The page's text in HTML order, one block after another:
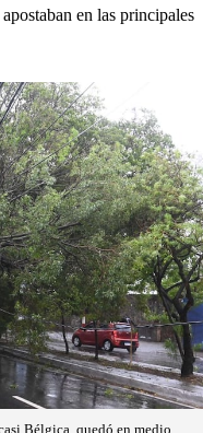
en las principales
Bélgica, quedó en medio